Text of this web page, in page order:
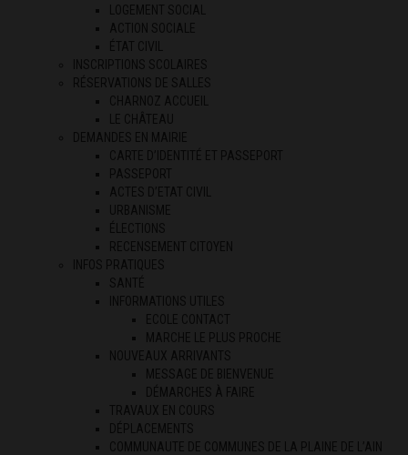
LOGEMENT SOCIAL
ACTION SOCIALE
ÉTAT CIVIL
INSCRIPTIONS SCOLAIRES
RÉSERVATIONS DE SALLES
CHARNOZ ACCUEIL
LE CHÂTEAU
DEMANDES EN MAIRIE
CARTE D’IDENTITÉ ET PASSEPORT
PASSEPORT
ACTES D’ETAT CIVIL
URBANISME
ÉLECTIONS
RECENSEMENT CITOYEN
INFOS PRATIQUES
SANTÉ
INFORMATIONS UTILES
ECOLE CONTACT
MARCHE LE PLUS PROCHE
NOUVEAUX ARRIVANTS
MESSAGE DE BIENVENUE
DÉMARCHES À FAIRE
TRAVAUX EN COURS
DÉPLACEMENTS
COMMUNAUTE DE COMMUNES DE LA PLAINE DE L’AIN